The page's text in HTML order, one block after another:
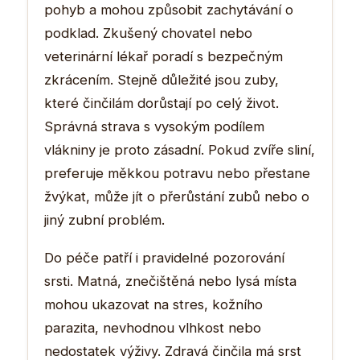
pohyb a mohou způsobit zachytávání o
podklad. Zkušený chovatel nebo
veterinární lékař poradí s bezpečným
zkrácením. Stejně důležité jsou zuby,
které činčilám dorůstají po celý život.
Správná strava s vysokým podílem
vlákniny je proto zásadní. Pokud zvíře sliní,
preferuje měkkou potravu nebo přestane
žvýkat, může jít o přerůstání zubů nebo o
jiný zubní problém.
Do péče patří i pravidelné pozorování
srsti. Matná, znečištěná nebo lysá místa
mohou ukazovat na stres, kožního
parazita, nevhodnou vlhkost nebo
nedostatek výživy. Zdravá činčila má srst